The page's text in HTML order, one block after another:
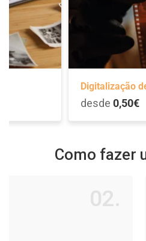
Digitalização
desde 0,50€
Como fazer